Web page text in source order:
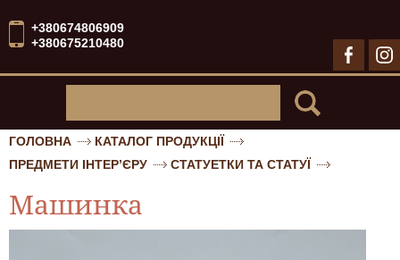
+380674806909
+380675210480
ГОЛОВНА
КАТАЛОГ ПРОДУКЦІЇ
ПРЕДМЕТИ ІНТЕР’ЄРУ
СТАТУЕТКИ ТА СТАТУЇ
Машинка